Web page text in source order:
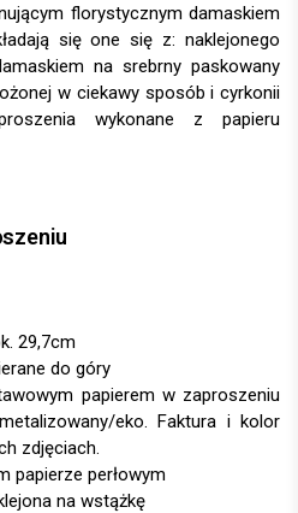
florystycznym damaskiem
się one się z: naklejonego
na srebrny paskowany
w ciekawy sposób i cyrkonii
wykonane z papieru
29,7cm
do góry
papierze perłowym
na wstążkę